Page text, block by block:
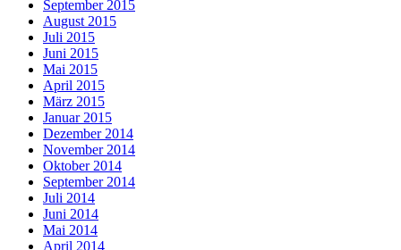
September 2015
August 2015
Juli 2015
Juni 2015
Mai 2015
April 2015
März 2015
Januar 2015
Dezember 2014
November 2014
Oktober 2014
September 2014
Juli 2014
Juni 2014
Mai 2014
April 2014